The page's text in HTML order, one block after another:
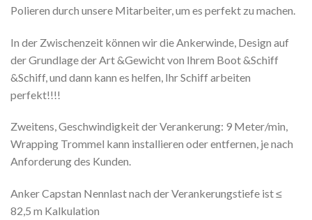
Polieren durch unsere Mitarbeiter, um es perfekt zu machen.
In der Zwischenzeit können wir die Ankerwinde, Design auf
der Grundlage der Art &Gewicht von Ihrem Boot &Schiff
&Schiff, und dann kann es helfen, Ihr Schiff arbeiten
perfekt!!!!
Zweitens, Geschwindigkeit der Verankerung: 9 Meter/min,
Wrapping Trommel kann installieren oder entfernen, je nach
Anforderung des Kunden.
Anker Capstan Nennlast nach der Verankerungstiefe ist ≤
82,5 m Kalkulation